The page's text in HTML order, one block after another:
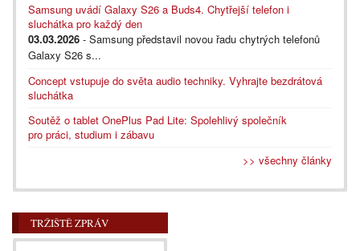
Samsung uvádí Galaxy S26 a Buds4. Chytřejší telefon i
sluchátka pro každý den
03.03.2026 - Samsung představil novou řadu chytrých telefonů
Galaxy S26 s...
Concept vstupuje do světa audio techniky. Vyhrajte bezdrátová
sluchátka
Soutěž o tablet OnePlus Pad Lite: Spolehlivý společník
pro práci, studium i zábavu
>> všechny články
TRŽIŠTĚ ZPRÁV